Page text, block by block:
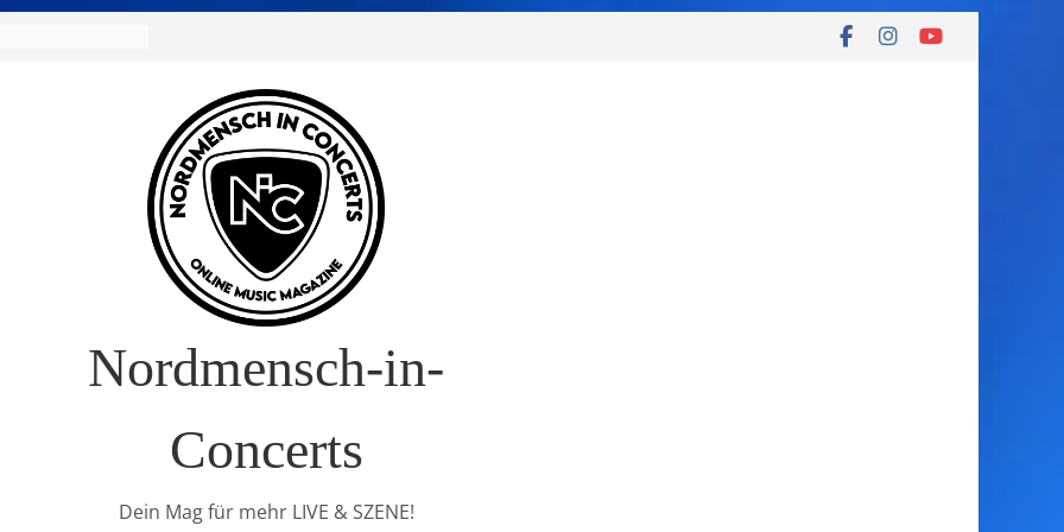
Europa-Tournee
Nordmensch-in-
Concerts
Dein Mag für mehr LIVE & SZENE!